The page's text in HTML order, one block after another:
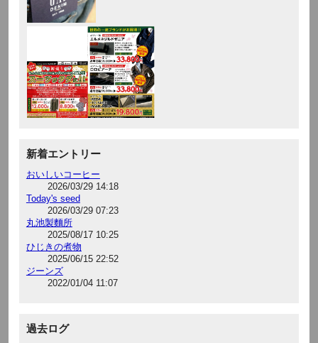
新着エントリー
おいしいコーヒー
2026/03/29 14:18
Today's seed
2026/03/29 07:23
丸池製麵所
2025/08/17 10:25
ひじきの煮物
2025/06/15 22:52
ジーンズ
2022/01/04 11:07
過去ログ